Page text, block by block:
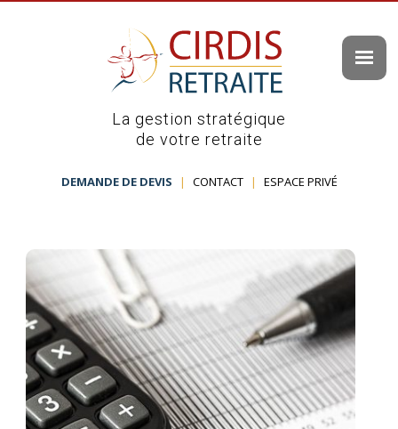
La gestion stratégique
de votre retraite
DEMANDE DE DEVIS | CONTACT | ESPACE PRIVÉ